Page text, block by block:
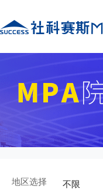
地区选择 不限